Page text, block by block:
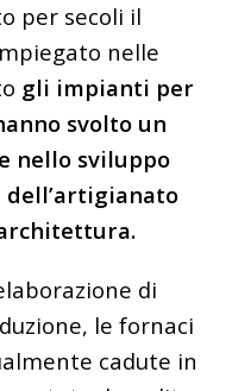
per secoli il
nelle
gli impianti per
svolto un
nello sviluppo
dell’artigianato
di
le fornaci
cadute in